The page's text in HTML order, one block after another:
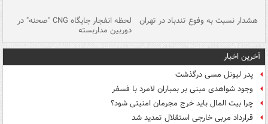
هشدار نسبت به وفوع تندباد در تهران لحظه انفجار جایگاه CNG "صحنه" در
دوربین مداربسته
آخرین اخبار
پدر لیونل مسی درگذشت
وجود شواهدی مبنی بر بمباران لامرد با فسفر
چرا بیت المال باید خرج مجرمان امنیتی شود؟
قرارداد مربی خارجی استقلال تمدید شد